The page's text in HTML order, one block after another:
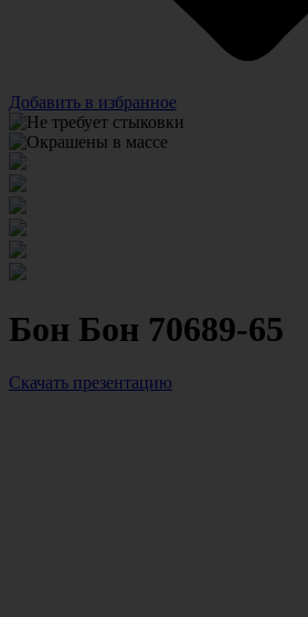
Добавить в избранное
Бон Бон 70689-65
Скачать презентацию